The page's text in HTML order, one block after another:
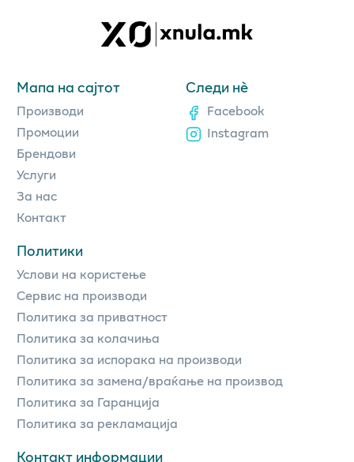
Мапа на сајтот
Производи
Промоции
Брендови
Услуги
За нас
Контакт
Политики
Услови на користење
Сервис на производи
Политика за приватност
Политика за колачиња
Политика за испорака на производи
Политика за замена/враќање на производ
Политика за Гаранција
Политика за рекламација
Контакт информации
Следи нè
Facebook
Instagram